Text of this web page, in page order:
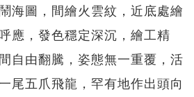
海圖，間繪火雲紋，近底處繪
應，發色穩定深沉，繪工精
自由翻騰，姿態無一重覆，活
尾五爪飛龍，罕有地作出頭向